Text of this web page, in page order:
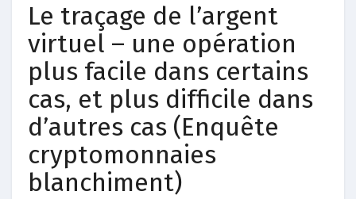
Le traçage de l’argent
virtuel – une opération
plus facile dans certains
cas, et plus difficile dans
d’autres cas (Enquête
cryptomonnaies
blanchiment)